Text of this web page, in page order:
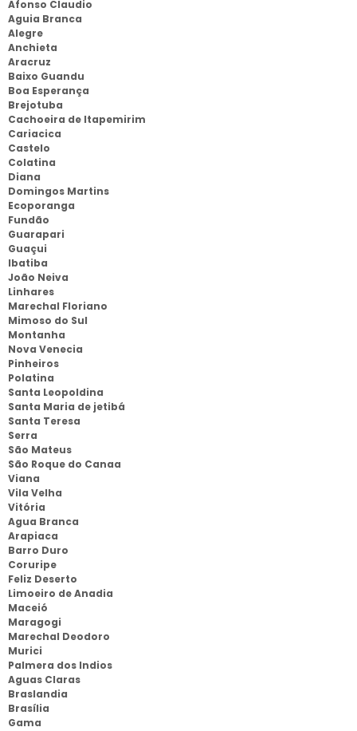
Afonso Claudio
Aguia Branca
Alegre
Anchieta
Aracruz
Baixo Guandu
Boa Esperança
Brejotuba
Cachoeira de Itapemirim
Cariacica
Castelo
Colatina
Diana
Domingos Martins
Ecoporanga
Fundão
Guarapari
Guaçui
Ibatiba
João Neiva
Linhares
Marechal Floriano
Mimoso do Sul
Montanha
Nova Venecia
Pinheiros
Polatina
Santa Leopoldina
Santa Maria de jetibá
Santa Teresa
Serra
São Mateus
São Roque do Canaa
Viana
Vila Velha
Vitória
Agua Branca
Arapiaca
Barro Duro
Coruripe
Feliz Deserto
Limoeiro de Anadia
Maceió
Maragogi
Marechal Deodoro
Murici
Palmera dos Indios
Aguas Claras
Braslandia
Brasília
Gama